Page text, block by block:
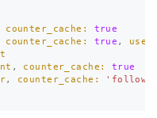
counter_cache: true
counter_cache: true ,
, counter_cache: true
, counter_cache: